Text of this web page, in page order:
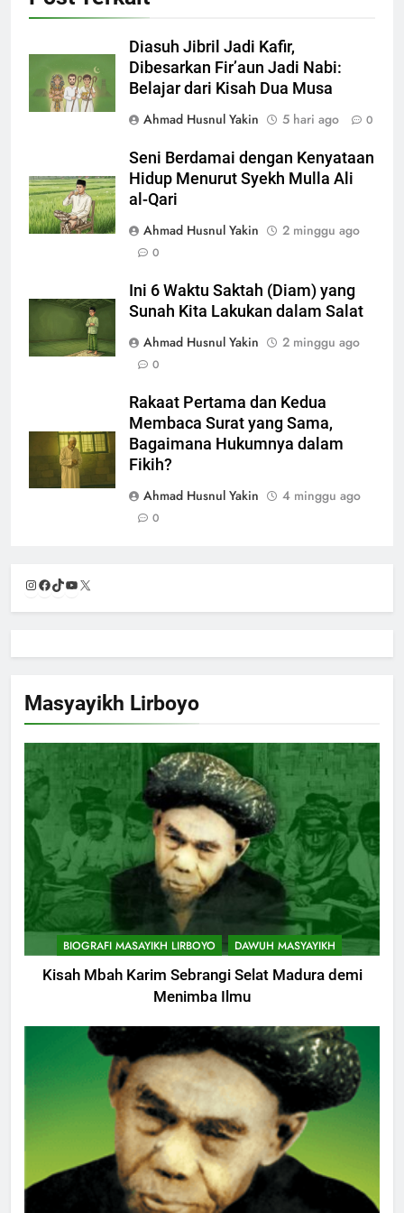
Diasuh Jibril Jadi Kafir,
Dibesarkan Fir’aun Jadi Nabi:
Belajar dari Kisah Dua Musa
Ahmad Husnul Yakin
5 hari ago 0
Seni Berdamai dengan Kenyataan
Hidup Menurut Syekh Mulla Ali
al-Qari
Ahmad Husnul Yakin
2 minggu ago
0
Ini 6 Waktu Saktah (Diam) yang
Sunah Kita Lakukan dalam Salat
Ahmad Husnul Yakin
2 minggu ago
0
Rakaat Pertama dan Kedua
Membaca Surat yang Sama,
Bagaimana Hukumnya dalam
Fikih?
Ahmad Husnul Yakin
4 minggu ago
0
Instagram
Facebook
TikTok
YouTube
Masyayikh Lirboyo
BIOGRAFI MASAYIKH LIRBOYO DAWUH MASYAYIKH
Kisah Mbah Karim Sebrangi Selat Madura demi
Menimba Ilmu
Himasal Semen Sumbang
Pembangunan Kantor Himasal
POJOK LIRBOYO